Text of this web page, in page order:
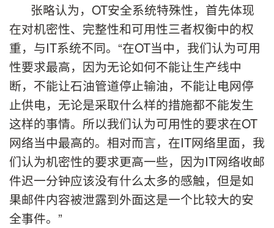
张略认为，OT安全系统特殊性，首先体现
在对机密性、完整性和可用性三者权衡中的权
重，与IT系统不同。“在OT当中，我们认为可用
性要求最高，因为无论如何不能让生产线中
断，不能让石油管道停止输油，不能让电网停
止供电，无论是采取什么样的措施都不能发生
这样的事情。所以我们认为可用性的要求在OT
网络当中最高的。相对而言，在IT网络里面，我
们认为机密性的要求更高一些，因为IT网络收邮
件迟一分钟应该没有什么太多的感触，但是如
果邮件内容被泄露到外面这是一个比较大的安
全事件。”